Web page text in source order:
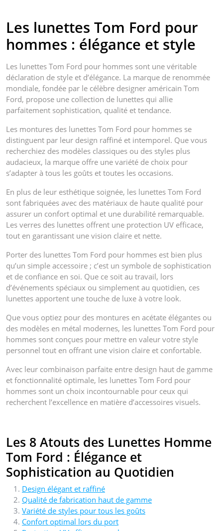
Les lunettes Tom Ford pour
hommes : élégance et style
Les lunettes Tom Ford pour hommes sont une véritable
déclaration de style et d’élégance. La marque de renommée
mondiale, fondée par le célèbre designer américain Tom
Ford, propose une collection de lunettes qui allie
parfaitement sophistication, qualité et tendance.
Les montures des lunettes Tom Ford pour hommes se
distinguent par leur design raffiné et intemporel. Que vous
recherchiez des modèles classiques ou des styles plus
audacieux, la marque offre une variété de choix pour
s’adapter à tous les goûts et toutes les occasions.
En plus de leur esthétique soignée, les lunettes Tom Ford
sont fabriquées avec des matériaux de haute qualité pour
assurer un confort optimal et une durabilité remarquable.
Les verres des lunettes offrent une protection UV efficace,
tout en garantissant une vision claire et nette.
Porter des lunettes Tom Ford pour hommes est bien plus
qu’un simple accessoire ; c’est un symbole de sophistication
et de confiance en soi. Que ce soit au travail, lors
d’événements spéciaux ou simplement au quotidien, ces
lunettes apportent une touche de luxe à votre look.
Que vous optiez pour des montures en acétate élégantes ou
des modèles en métal modernes, les lunettes Tom Ford pour
hommes sont conçues pour mettre en valeur votre style
personnel tout en offrant une vision claire et confortable.
Avec leur combinaison parfaite entre design haut de gamme
et fonctionnalité optimale, les lunettes Tom Ford pour
hommes sont un choix incontournable pour ceux qui
recherchent l’excellence en matière d’accessoires visuels.
Les 8 Atouts des Lunettes Homme
Tom Ford : Élégance et
Sophistication au Quotidien
Design élégant et raffiné
Qualité de fabrication haut de gamme
Variété de styles pour tous les goûts
Confort optimal lors du port